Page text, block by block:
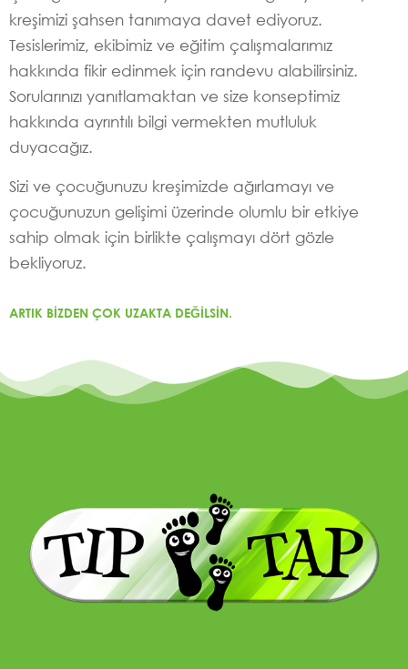
kreşimizi şahsen tanımaya davet ediyoruz.
Tesislerimiz, ekibimiz ve eğitim çalışmalarımız
hakkında fikir edinmek için randevu alabilirsiniz.
Sorularınızı yanıtlamaktan ve size konseptimiz
hakkında ayrıntılı bilgi vermekten mutluluk
duyacağız.
Sizi ve çocuğunuzu kreşimizde ağırlamayı ve
çocuğunuzun gelişimi üzerinde olumlu bir etkiye
sahip olmak için birlikte çalışmayı dört gözle
bekliyoruz.
ARTIK BIZDEN ÇOK UZAKTA DEĞILSIN.